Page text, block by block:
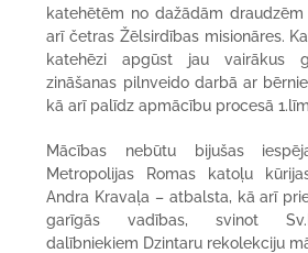
katehētēm no dažādām
arī četras Žēlsirdības misionāres.
katehēzi apgūst jau vairākus
zināšanas pilnveido darbā ar
kā arī palīdz apmācību procesā
Mācības nebūtu bijušas
Metropolijas Romas katoļu
Andra Kravaļa – atbalsta, kā arī
garīgās vadības, svinot
dalībniekiem Dzintaru rekolekciju